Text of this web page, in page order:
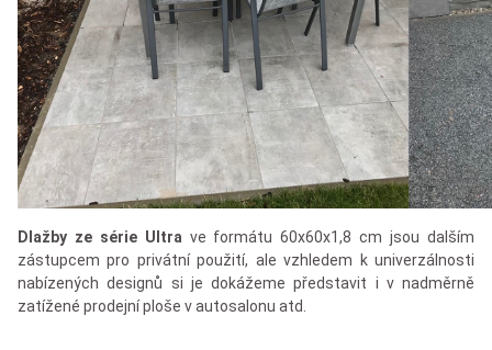
Dlažby ze série Ultra ve formátu 60x60x1,8 cm jsou dalším
zástupcem pro privátní použití, ale vzhledem k univerzálnosti
nabízených designů si je dokážeme představit i v nadměrně
zatížené prodejní ploše v autosalonu atd.